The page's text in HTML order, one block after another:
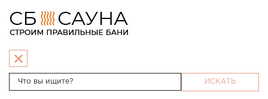
ИСКАТЬ